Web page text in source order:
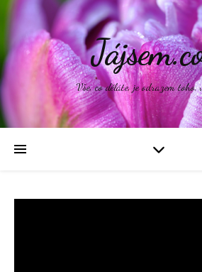
Vše, co děláte, je odrazem toho,